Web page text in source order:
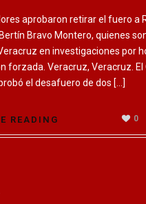
aprobaron retirar el fuero a
Bravo Montero, quienes
en investigaciones por
forzada. Veracruz, Veracruz. El
el desafuero de dos […]
READING 0